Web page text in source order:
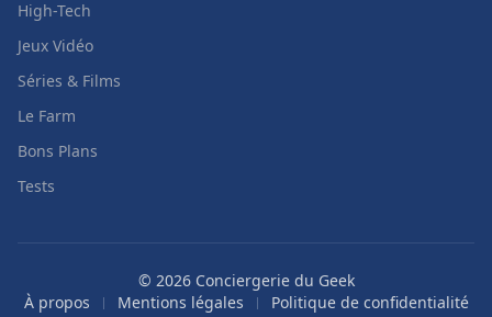
High-Tech
Jeux Vidéo
Séries & Films
Le Farm
Bons Plans
Tests
© 2026 Conciergerie du Geek
À propos
Mentions légales
Politique de confidentialité